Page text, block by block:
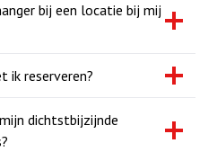
bij een locatie bij mij
ik reserveren?
dichtstbijzijnde